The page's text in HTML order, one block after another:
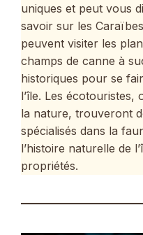
uniques et peut vous
savoir sur les
peuvent visiter les
champs de canne à
historiques pour se
l’île. Les écotouristes,
la nature, trouveront
spécialisés dans la
l’histoire naturelle de
propriétés.